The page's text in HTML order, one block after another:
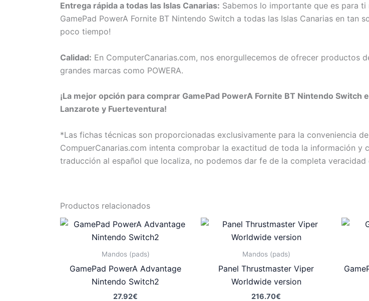
Entrega rápida a todas las Islas Canarias: Sabemos lo importante que es para
GamePad PowerA Fornite BT Nintendo Switch a todas las Islas Canarias en tan
poco tiempo!
Calidad: En ComputerCanarias.com, nos enorgullecemos de ofrecer productos
grandes marcas como POWERA.
¡La mejor opción para comprar GamePad PowerA Fornite BT Nintendo Switch
Lanzarote y Fuerteventura!
*Las fichas técnicas son proporcionadas exclusivamente para la conveniencia
CompuerCanarias.com intenta comprobar la exactitud de toda la información y
traducción al español que localiza, no podemos dar fe de la completa
Productos relacionados
Mandos (pads)
GamePad PowerA Advantage
Nintendo Switch2
27.92€
Mandos (pads)
Panel Thrustmaster Viper
Worldwide version
216.70€